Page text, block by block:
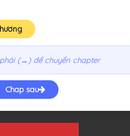
(→) để chuyển chapter
Chap sau